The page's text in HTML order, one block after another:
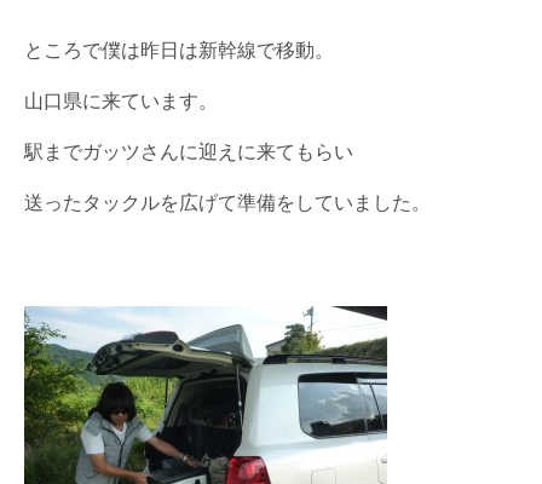
ところで僕は昨日は新幹線で移動。
山口県に来ています。
駅までガッツさんに迎えに来てもらい
送ったタックルを広げて準備をしていました。